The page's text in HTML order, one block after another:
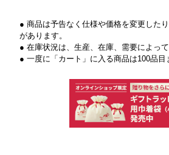
● 商品は予告なく仕様や価格を変更した
があります。
● 在庫状況は、生産、在庫、需要によって
● 一度に「カート」に入る商品は100品目